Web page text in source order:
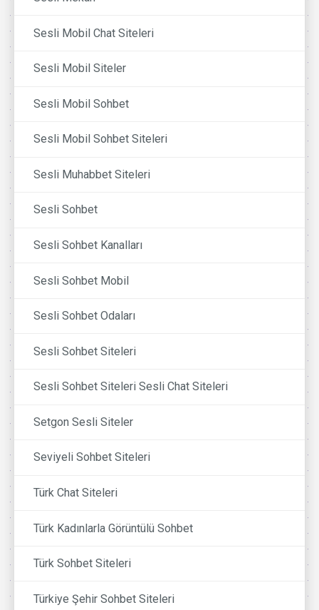
Sesli Mobil Chat Siteleri
Sesli Mobil Siteler
Sesli Mobil Sohbet
Sesli Mobil Sohbet Siteleri
Sesli Muhabbet Siteleri
Sesli Sohbet
Sesli Sohbet Kanalları
Sesli Sohbet Mobil
Sesli Sohbet Odaları
Sesli Sohbet Siteleri
Sesli Sohbet Siteleri Sesli Chat Siteleri
Setgon Sesli Siteler
Seviyeli Sohbet Siteleri
Türk Chat Siteleri
Türk Kadınlarla Görüntülü Sohbet
Türk Sohbet Siteleri
Türkiye Şehir Sohbet Siteleri